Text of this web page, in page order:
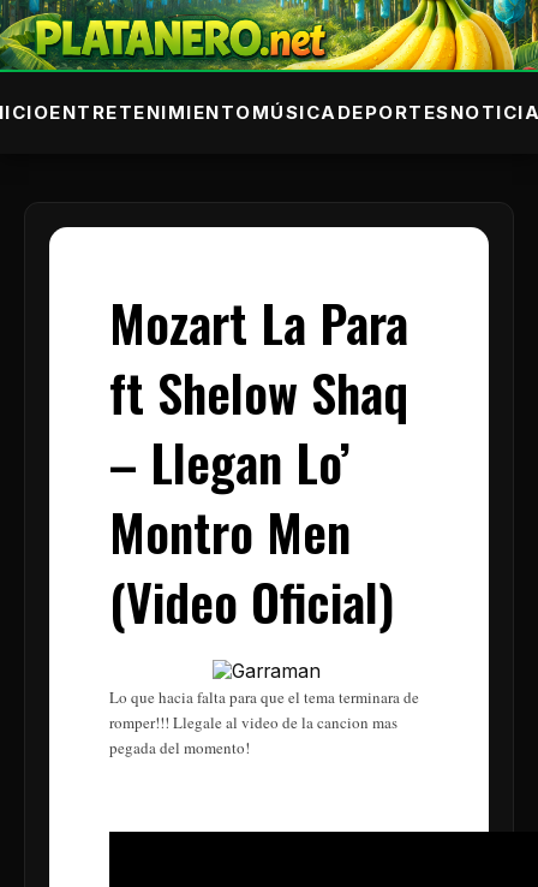
ENTRETENIMIENTOMÚSICADEPORTES
Mozart La Para
ft Shelow Shaq
– Llegan Lo’
Montro Men
(Video Oficial)
Lo que hacia falta para que el tema terminara de
romper!!! Llegale al video de la cancion mas
pegada del momento!